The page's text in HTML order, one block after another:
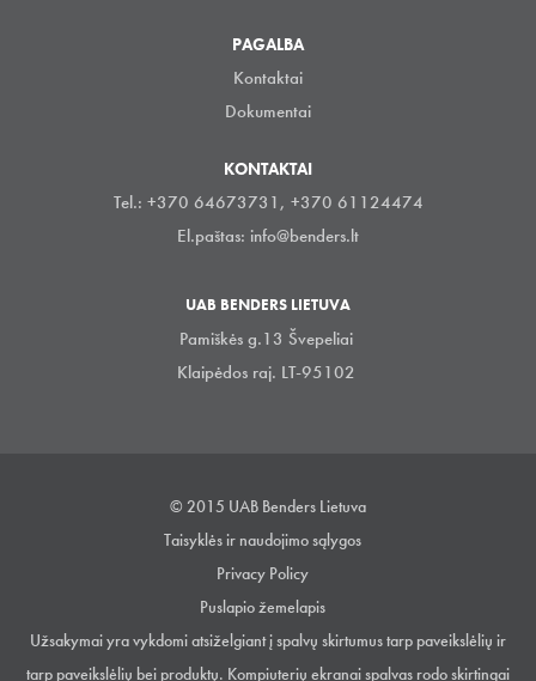
PAGALBA
Kontaktai
Dokumentai
KONTAKTAI
Tel.: +370 64673731, +370 61124474
El.paštas: info@benders.lt
UAB BENDERS LIETUVA
Pamiškės g.13 Švepeliai
Klaipėdos raj. LT-95102
© 2015 UAB Benders Lietuva
Taisyklės ir naudojimo sąlygos
Privacy Policy
Puslapio žemelapis
Užsakymai yra vykdomi atsiželgiant į spalvų skirtumus tarp paveikslėlių ir
tarp paveikslėlių bei produktų. Kompiuterių ekranai spalvas rodo skirtingai